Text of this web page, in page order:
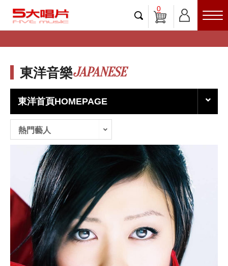
0
東洋音樂JAPANESE
東洋首頁HOMEPAGE
熱門藝人